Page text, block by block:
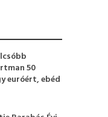
50
euróért, ebéd